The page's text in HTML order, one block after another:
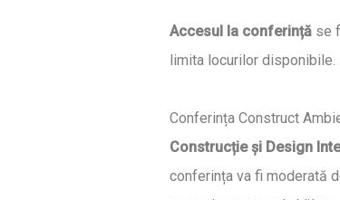
Accesul la conferință se
limita locurilor disponibile.
Conferința Construct
Construcțieși Design
conferința va fi moderată